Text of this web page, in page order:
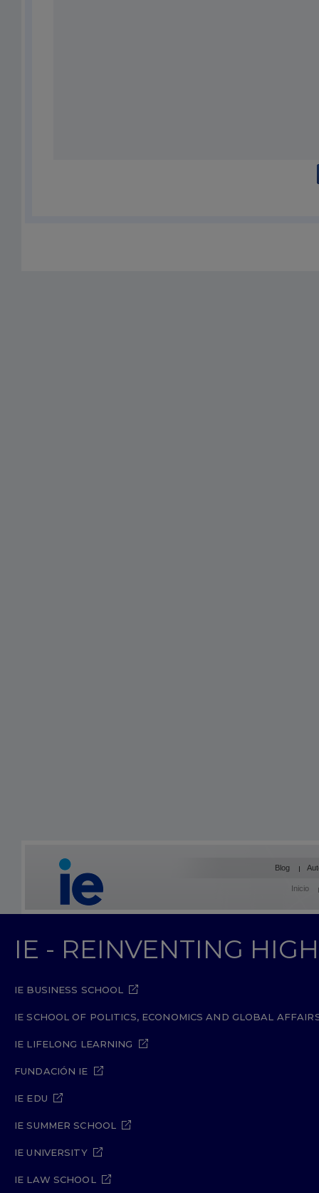
Blog
Inicio
IE - REINVENTING
IE BUSINESS SCHOOL
IE SCHOOL OF POLITICS, ECONOMICS AND GLOBAL
IE LIFELONG LEARNING
FUNDACIÓN IE
IE EDU
IE SUMMER SCHOOL
IE UNIVERSITY
IE LAW SCHOOL